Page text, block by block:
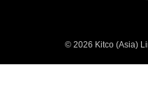
© 2026 Kitco (Asia)